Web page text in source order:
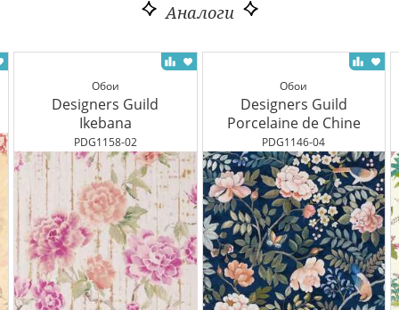
Аналоги
Обои
Designers Guild
Ikebana
PDG1158-02
Обои
Designers Guild
Porcelaine de Chine
PDG1146-04